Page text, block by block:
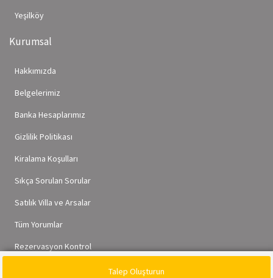
Talep Oluşturun
Yeşilköy
Kurumsal
Hakkımızda
Belgelerimiz
Banka Hesaplarımız
Gizlilik Politikası
Kiralama Koşulları
Sıkça Sorulan Sorular
Satılık Villa ve Arsalar
Tüm Yorumlar
Rezervasyon Kontrol